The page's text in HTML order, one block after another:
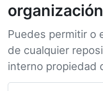
organización
Puedes permitir o
de cualquier
interno propiedad